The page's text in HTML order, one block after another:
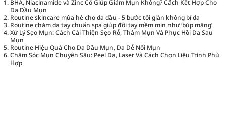
BHA, Niacinamide và Zinc Có Giúp Giảm Mụn Không? Cách Kết Hợp Cho
Da Dầu Mụn
Routine skincare mùa hè cho da dầu - 5 bước tối giản không bí da
Routine chăm da tay chuẩn spa giúp đôi tay mềm mịn như ‘búp măng’
Xử Lý Sẹo Mụn: Cách Cải Thiện Sẹo Rỗ, Thâm Mụn Và Phục Hồi Da Sau
Mụn
Routine Hiệu Quả Cho Da Dầu Mụn, Da Dễ Nổi Mụn
Chăm Sóc Mụn Chuyên Sâu: Peel Da, Laser Và Cách Chọn Liệu Trình Phù
Hợp